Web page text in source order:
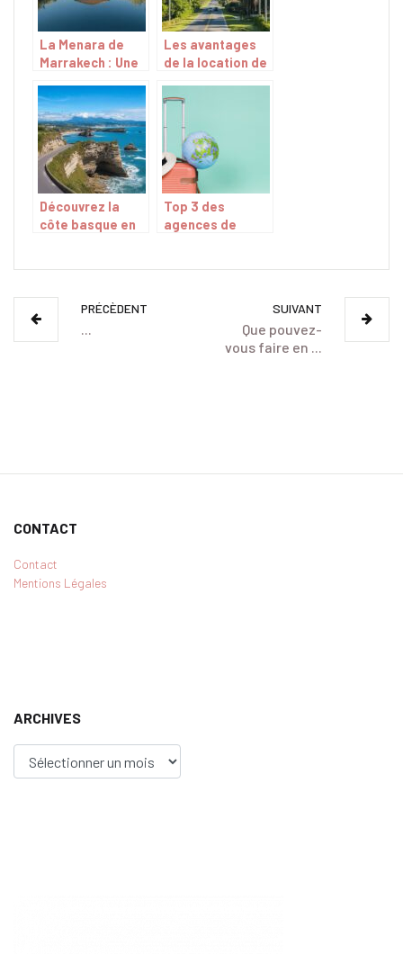
La Menara de
Marrakech : Une
au Cœur de la
Ville Rouge
Les avantages
de la location de
explorer la
Dominicaine
Découvrez la
côte basque en
Top 3 des
agences de
PRÉCÈDENT
...
SUIVANT
Que pouvez-
vous faire en ...
CONTACT
Contact
Mentions Légales
ARCHIVES